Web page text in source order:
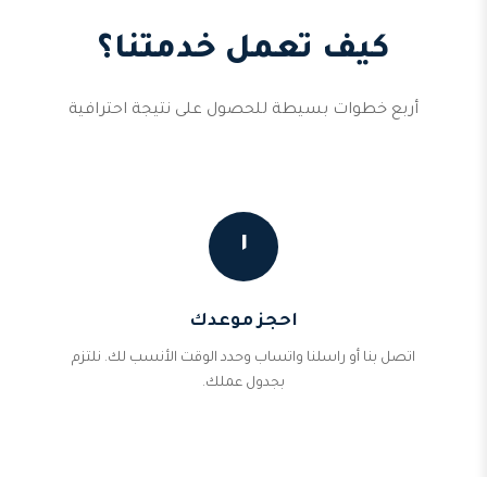
كيف تعمل خدمتنا؟
أربع خطوات بسيطة للحصول على نتيجة احترافية
١
احجز موعدك
اتصل بنا أو راسلنا واتساب وحدد الوقت الأنسب لك. نلتزم
بجدول عملك.